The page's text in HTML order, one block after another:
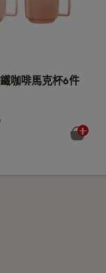
咖啡馬克杯6件